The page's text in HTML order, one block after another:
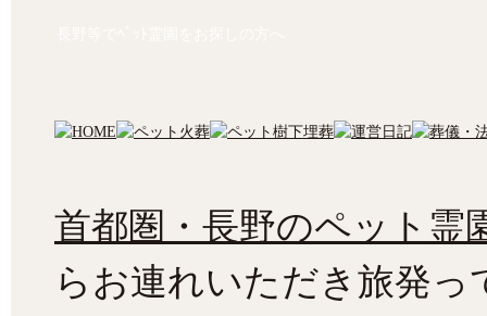
首都圏・長野のペット霊
らお連れいただき旅発っ